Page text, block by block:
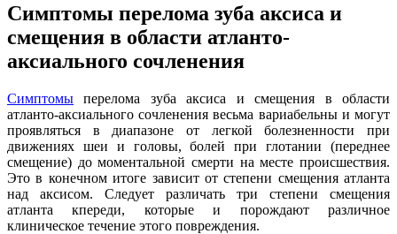
Симптомы перелома зуба аксиса и
смещения в области атланто-
аксиального сочленения
Симптомы перелома зуба аксиса и смещения в области
атланто-аксиального сочленения весьма вариабельны и могут
проявляться в диапазоне от легкой болезненности при
движениях шеи и головы, болей при глотании (переднее
смещение) до моментальной смерти на месте происшествия.
Это в конечном итоге зависит от степени смещения атланта
над аксисом. Следует различать три степени смещения
атланта кпереди, которые и порождают различное
клиническое течение этого повреждения.